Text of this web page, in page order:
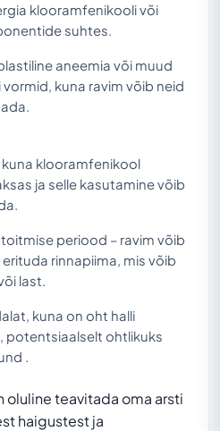
klooramfenikooli või
suhtes.
aneemia või muud
kuna ravim võib neid
klooramfenikool
ja selle kasutamine võib
periood – ravim võib
rinnapiima, mis võib
last.
kuna on oht halli
potentsiaalselt ohtlikuks
.
oluline teavitada oma arsti
haigustest ja